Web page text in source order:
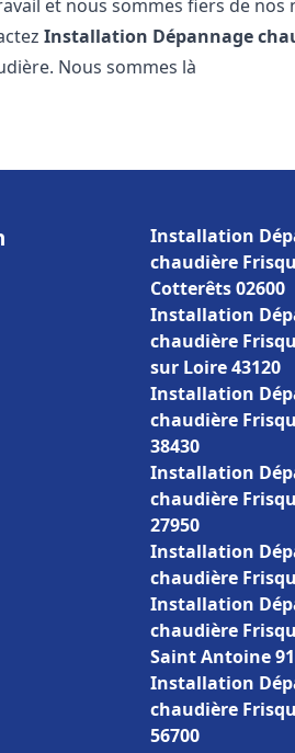
et nous sommes fiers de nos
Installation Dépannage
Nous sommes là
Installation
chaudière
Cotterêts 02600
Installation
chaudière
sur Loire 43120
Installation
chaudière
38430
Installation
chaudière
27950
Installation
chaudière
Installation
chaudière
Saint Antoine
Installation
chaudière
56700